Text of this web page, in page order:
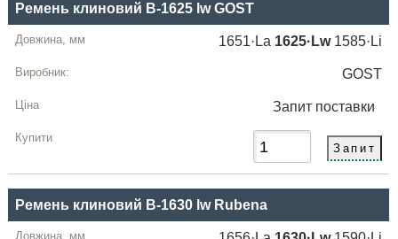
Позначення
Довжина
грн
Купити
Ремень клиновий B-1625 lw GOST
1651·La 1625·Lw1585·Li
GOST
Запит поставки
Ремень клиновий B-1630 lw Rubena